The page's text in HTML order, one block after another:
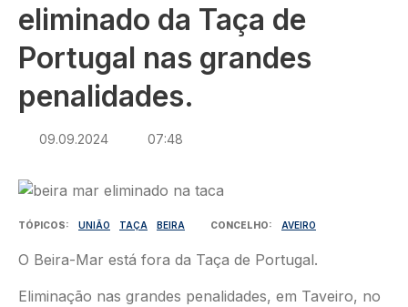
eliminado da Taça de
Portugal nas grandes
penalidades.
09.09.2024 07:48
Imagem
TÓPICOS UNIÃO TAÇA BEIRA CONCELHO AVEIRO
O Beira-Mar está fora da Taça de Portugal.
Eliminação nas grandes penalidades, em Taveiro, no